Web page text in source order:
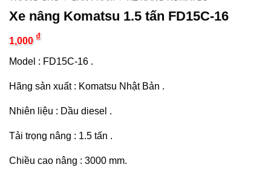
Xe nâng Komatsu 1.5 tấn FD15C-16
1,000 ₫
Model : FD15C-16 .
Hãng sản xuất : Komatsu Nhật Bản .
Nhiên liệu : Dầu diesel .
Tải trọng nâng : 1.5 tấn .
Chiều cao nâng : 3000 mm.